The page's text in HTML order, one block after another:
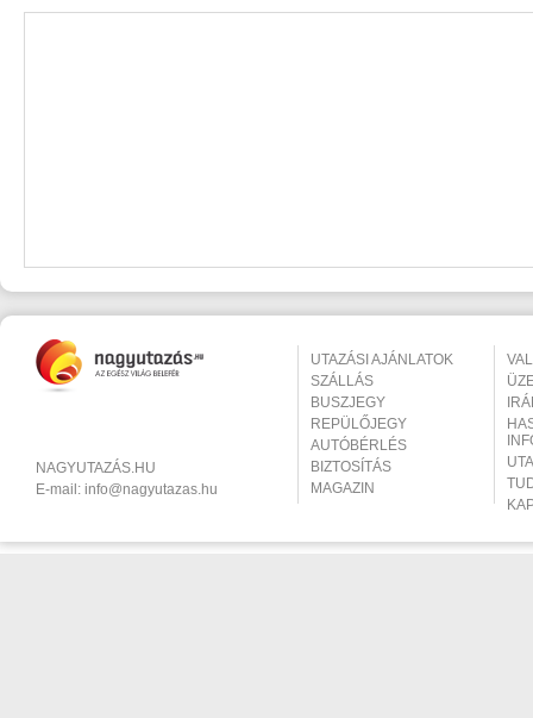
NAGYUTAZÁS.HU
E-mail: info@nagyutazas.hu
UTAZÁSI AJÁNLATOK
SZÁLLÁS
BUSZJEGY
REPÜLŐJEGY
AUTÓBÉRLÉS
BIZTOSÍTÁS
MAGAZIN